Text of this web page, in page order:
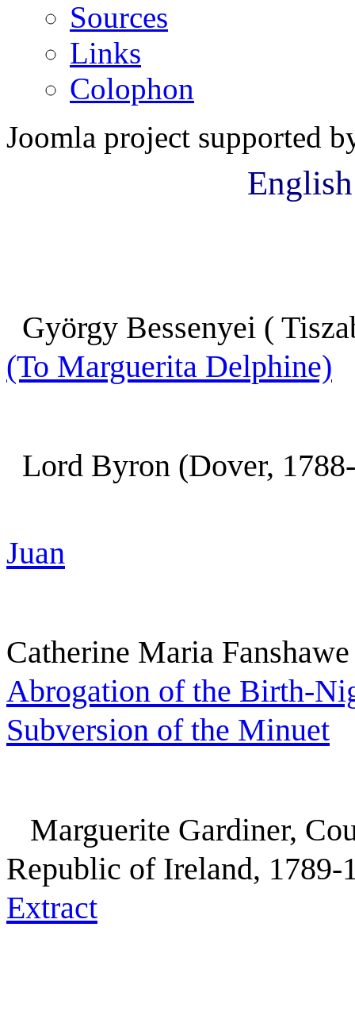
Sources
Links
Colophon
Joomla project supported
György Bessenyei (
(To Marguerita Delphine)
Lord Byron (Dover,
Juan
Catherine Maria
Abrogation of the Birth-
Subversion of the Minuet
Marguerite Gardiner,
Republic of Ireland,
Extract